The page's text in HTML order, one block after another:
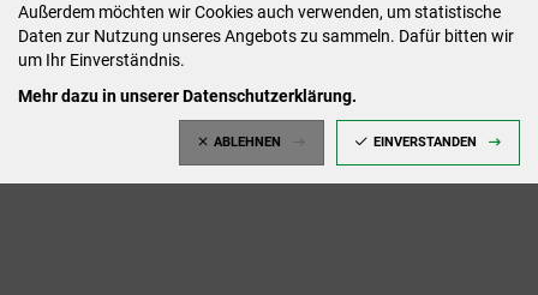
Außerdem möchten wir Cookies auch verwenden, um statistische
Daten zur Nutzung unseres Angebots zu sammeln. Dafür bitten wir
um Ihr Einverständnis.
Mehr dazu in unserer Datenschutzerklärung.
ABLEHNEN EINVERSTANDEN
Dienstag: 09:00-12:00 /14:00-16:00 Uhr
Mittwoch: 09:00 - 12:00 Uhr (nach vorheriger
Donnerstag: 09:00-12:00 /14:00-18:00 Uhr
Freitag: 09:00-12:00 Uhr